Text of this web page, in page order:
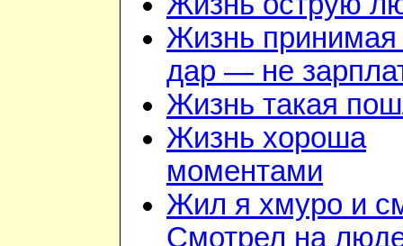
Жизнь принимая
дар — не
Жизнь такая
Жизнь хороша
моментами
Жил я хмуро и
Смотрел на